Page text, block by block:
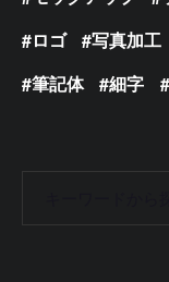
ロゴ
写真加工
筆記体
細字